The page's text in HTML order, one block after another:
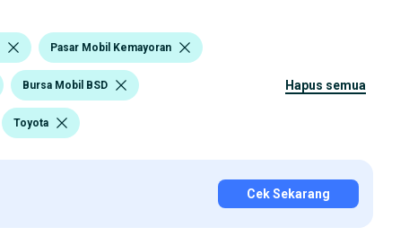
Pasar Mobil Kemayoran
Bursa Mobil BSD
Toyota
hapus semua
Cek Sekarang